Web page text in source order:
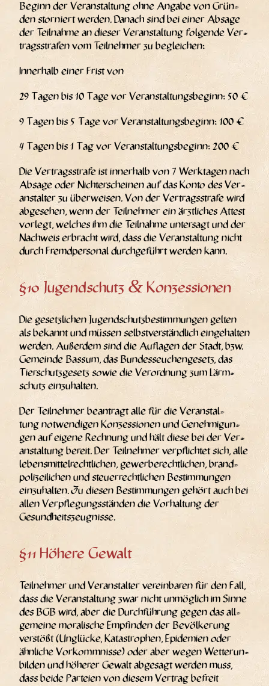
Beginn der Ver­an­stal­tung ohne Anga­be von Grün­
den stor­niert wer­den. Danach sind bei einer Absa­ge
der Teil­nah­me an die­ser Ver­an­stal­tung fol­gen­de Ver­
trags­stra­fen vom Teil­neh­mer zu begleichen:
Inner­halb einer Frist von
29 Tagen bis 10 Tage vor Ver­an­stal­tungs­be­ginn: 50 €
9 Tagen bis 5 Tage vor Ver­an­stal­tungs­be­ginn: 100 €
4 Tagen bis 1 Tag vor Ver­an­stal­tungs­be­ginn: 200 €
Die Ver­trags­stra­fe ist inner­halb von 7 Werk­ta­gen nach
Absa­ge oder Nicht­er­schei­nen auf das Kon­to des Ver­
an­stal­ter zu über­wei­sen. Von der Ver­trags­stra­fe wird
abge­se­hen, wenn der Teil­neh­mer ein ärzt­li­ches Attest
vor­legt, wel­ches ihm die Teil­nah­me unter­sagt und der
Nach­weis erbracht wird, dass die Ver­an­stal­tung nicht
durch Fremd­per­so­nal durch­ge­führt wer­den kann.
§10 Jugendschutz & Konzessionen
Die gesetz­li­chen Jugend­schutz­be­stim­mun­gen gel­ten
als bekannt und müs­sen selbst­ver­ständ­lich ein­ge­hal­ten
wer­den. Außer­dem sind die Auf­la­gen der Stadt, bzw.
Gemein­de Bas­sum, das Bun­des­seu­chen­ge­setz, das
Tier­schutz­ge­setz sowie die Ver­ord­nung zum Lärm­
schutz einzuhalten.
Der Teil­neh­mer bean­tragt alle für die Ver­an­stal­
tung not­wen­di­gen Kon­zes­sio­nen und Geneh­mi­gun­
gen auf eige­ne Rech­nung und hält die­se bei der Ver­
an­stal­tung bereit. Der Teil­neh­mer ver­pflich­tet sich, alle
lebens­mit­tel­recht­li­chen, gewer­be­recht­li­chen, brand­
po­li­zei­li­chen und steu­er­recht­li­chen Bestim­mun­gen
ein­zu­hal­ten. Zu die­sen Bestim­mun­gen gehört auch bei
allen Ver­pfle­gungs­stän­den die Vor­hal­tung der
Gesundheitszeugnisse.
§11 Höhere Gewalt
Teil­neh­mer und Ver­an­stal­ter ver­ein­ba­ren für den Fall,
dass die Ver­an­stal­tung zwar nicht unmög­lich im Sin­ne
des BGB wird, aber die Durch­füh­rung gegen das all­
ge­mei­ne mora­li­sche Emp­fin­den der Bevöl­ke­rung
ver­stößt (Unglü­cke, Kata­stro­phen, Epi­de­mien oder
ähn­li­che Vor­komm­nis­se) oder aber wegen Wet­ter­un­
bil­den und höhe­rer Gewalt abge­sagt wer­den muss,
dass bei­de Par­tei­en von die­sem Ver­trag befreit